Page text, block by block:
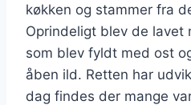
køkken og stammer fra
Oprindeligt blev de lavet
som blev fyldt med ost
åben ild. Retten har
dag findes der mange